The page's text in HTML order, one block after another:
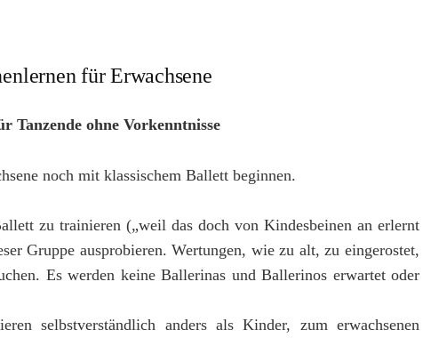
für Erwachsene
Tanzende ohne Vorkenntnisse
noch mit klassischem Ballett beginnen.
zu trainieren („weil das doch von Kindesbeinen an erlernt
Gruppe ausprobieren. Wertungen, wie zu alt, zu eingerostet,
Es werden keine Ballerinas und Ballerinos erwartet oder
selbstverständlich anders als Kinder, zum erwachsenen